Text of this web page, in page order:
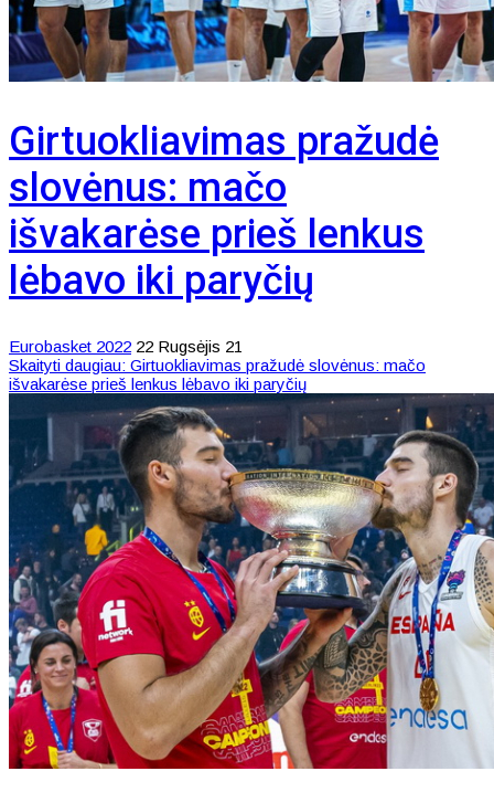
Girtuokliavimas pražudė
slovėnus: mačo
išvakarėse prieš lenkus
lėbavo iki paryčių
Eurobasket 2022 22 Rugsėjis 21
Skaityti daugiau: Girtuokliavimas pražudė slovėnus: mačo
išvakarėse prieš lenkus lėbavo iki paryčių